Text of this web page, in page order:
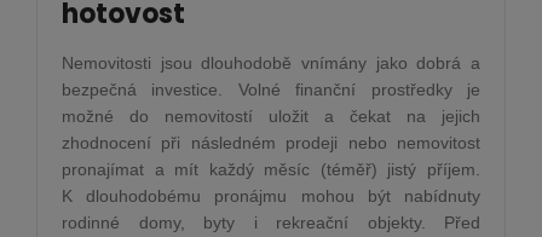
hotovost
Nemovitosti jsou dlouhodobě vnímány jako dobrá a
bezpečná investice. Volné finanční prostředky je
možné do nemovitostí uložit a čekat na jejich
zhodnocení při následném prodeji nebo nemovitost
pronajímat a mít každý měsíc (téměř) jistý příjem.
K dlouhodobému pronájmu mohou být nabídnuty
rodinné domy, byty i rekreační objekty. Před